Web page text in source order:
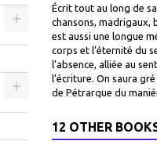
Écrit tout au long de
chansons, madrigaux,
est aussi une longue
corps et l’éternité du
l’absence, alliée au
l’écriture. On saura
de Pétrarque du
12 OTHER